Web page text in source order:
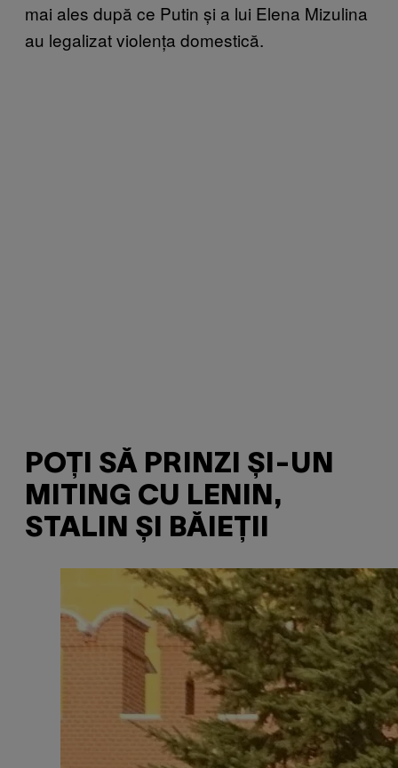
mai ales după ce Putin și a lui Elena Mizulina
au legalizat violența domestică.
POȚI SĂ PRINZI ȘI-UN
MITING CU LENIN,
STALIN ȘI BĂIEȚII